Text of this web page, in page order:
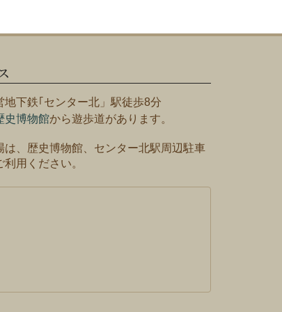
地下鉄｢センター北」駅徒歩8分
史博物館から遊歩道があります。
、歴史博物館、センター北駅周辺駐車
利用ください。